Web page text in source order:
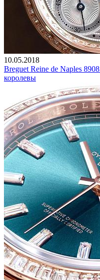
10.05.2018
Breguet Reine de Naples
королевы